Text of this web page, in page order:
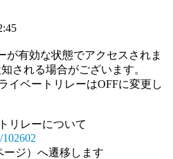
有効な状態でアクセスされま
される場合がございます。
イベートリレーはOFFに変更し
リレーについて
102602
ジ）へ遷移します